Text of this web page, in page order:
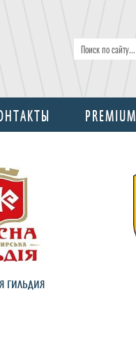
PREMIUM
гильдия